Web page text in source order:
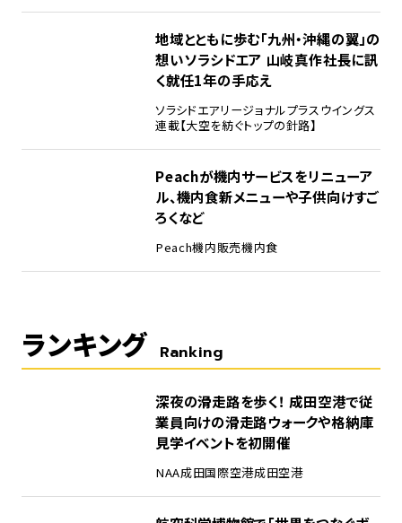
地域とともに歩む「九州・沖縄の翼」の
想い――ソラシドエア 山岐真作社長に訊
く就任1年の手応え
ソラシドエアリージョナルプラスウイングス
連載【大空を紡ぐトップの針路】
Peachが機内サービスをリニューア
ル、機内食新メニューや子供向けすご
ろくなど
Peach機内販売機内食
ランキング Ranking
深夜の滑走路を歩く！ 成田空港で従
業員向けの滑走路ウォークや格納庫
見学イベントを初開催
NAA成田国際空港成田空港